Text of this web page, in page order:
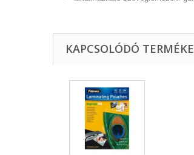
KAPCSOLÓDÓ